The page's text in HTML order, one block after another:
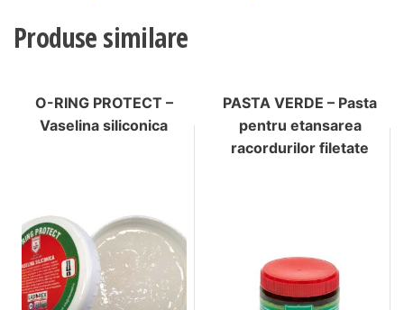
Produse similare
O-RING PROTECT –
Vaselina siliconica
PASTA VERDE – Pasta
pentru etansarea
racordurilor filetate